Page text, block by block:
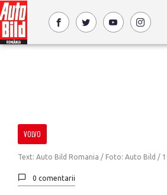
VOLVO
Text: Auto Bild Romania / Foto: Auto Bild /
0 comentarii